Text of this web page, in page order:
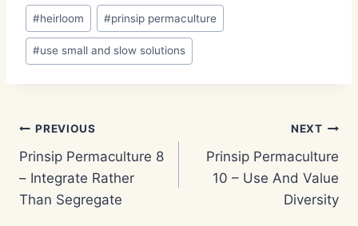
Post
Tags:
#heirloom #prinsip permaculture
#use small and slow solutions
Post
navigation
PREVIOUS
Prinsip Permaculture 8
– Integrate Rather
Than Segregate
NEXT
Prinsip Permaculture
10 – Use And Value
Diversity